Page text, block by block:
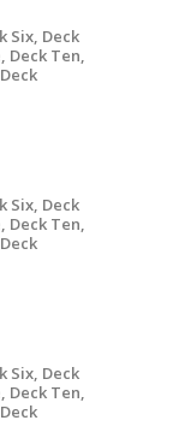
Six, Deck
Deck Ten,
Six, Deck
Deck Ten,
Six, Deck
Deck Ten,